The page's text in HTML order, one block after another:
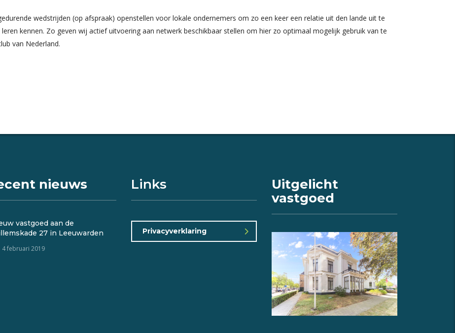
wedstrijden (op afspraak) openstellen voor lokale ondernemers om zo een keer een relatie uit den lande uit te
kennen. Zo geven wij actief uitvoering aan netwerk beschikbaar stellen om hier zo optimaal mogelijk gebruik van te
van Nederland.
nieuws
vastgoed aan de
27 in Leeuwarden
4 februari 2019
Links
Privacyverklaring
Uitgelicht
vastgoed